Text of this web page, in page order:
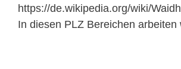
https://de.wikipedia.org/wiki/
In diesen PLZ Bereichen arbeiten